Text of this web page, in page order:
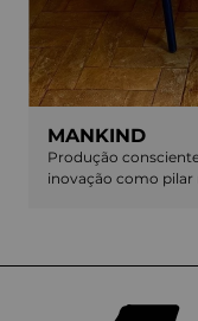
MANKIND
Produção
inovação como